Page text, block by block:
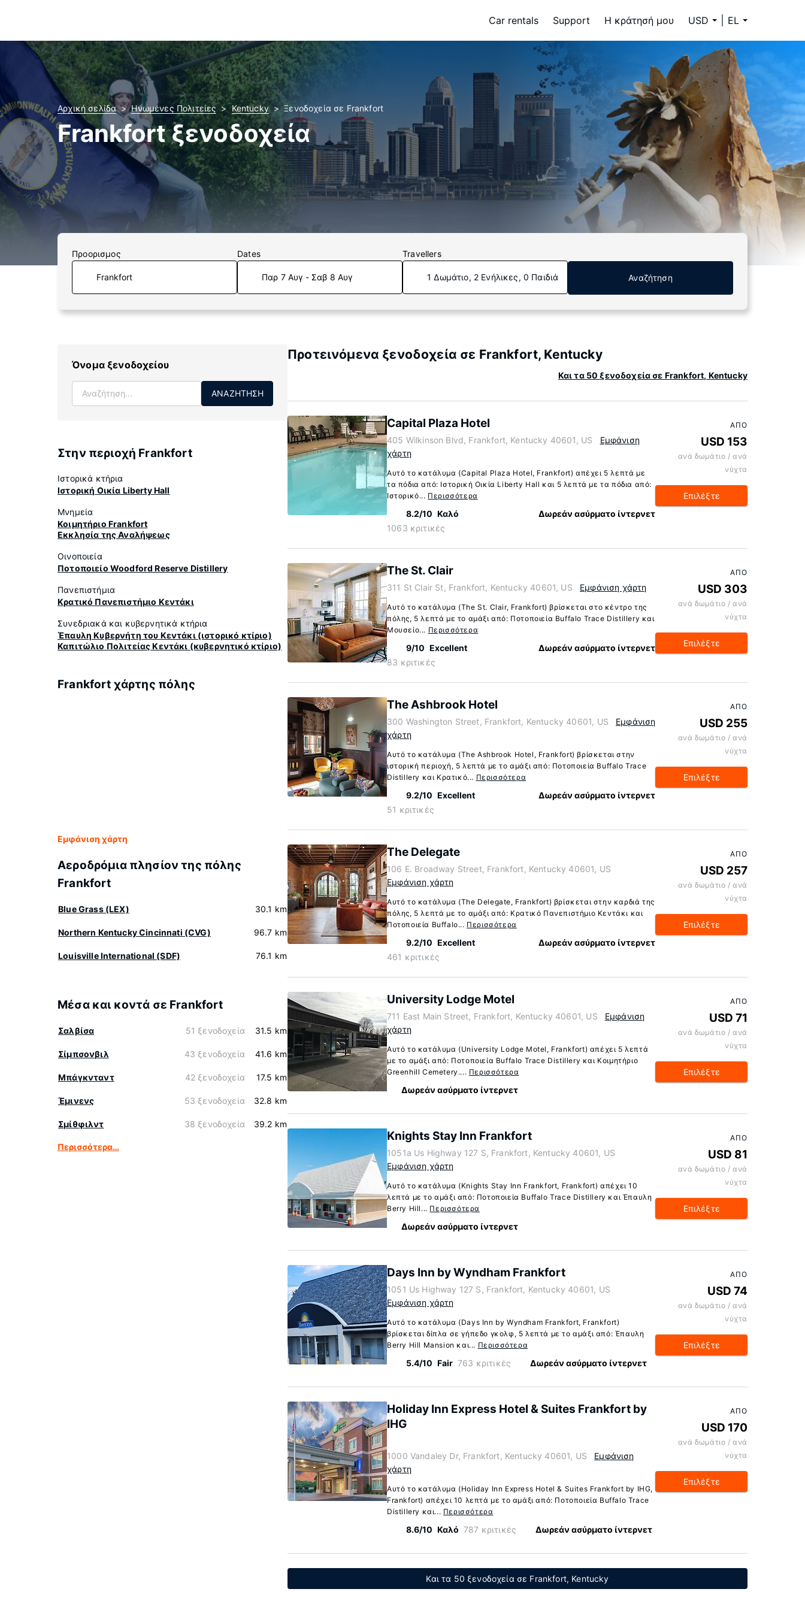
Car rentals Support Η κράτησή μου USD EL
Αρχική σελίδα Ηνωμένες Πολιτείες Kentucky Ξενοδοχεία σε Frankfort
Frankfort ξενοδοχεία
Προορισμος Dates
Παρ 7 Αυγ - Σαβ 8 Αυγ
Travellers
1 Δωμάτιο, 2 Ενήλικες, 0 Παιδιά Αναζήτηση
Όνομα ξενοδοχείου
ΑΝΑΖΉΤΗΣΗ
Στην περιοχή Frankfort
Ιστορικά κτήρια
Ιστορική Οικία Liberty Hall
Μνημεία
Κοιμητήριο Frankfort
Εκκλησία της Αναλήψεως
Οινοποιεία
Ποτοποιείο Woodford Reserve Distillery
Πανεπιστήμια
Κρατικό Πανεπιστήμιο Κεντάκι
Συνεδριακά και κυβερνητικά κτήρια
Έπαυλη Κυβερνήτη του Κεντάκι (ιστορικό κτίριο)
Καπιτώλιο Πολιτείας Κεντάκι (κυβερνητικό κτίριο)
Frankfort χάρτης πόλης
Εμφάνιση χάρτη
Αεροδρόμια πλησίον της πόλης
Frankfort
Blue Grass (LEX) 30.1 km
Northern Kentucky Cincinnati (CVG) 96.7 km
Louisville International (SDF) 76.1 km
Μέσα και κοντά σε Frankfort
Σαλβίσα 51 ξενοδοχεία 31.5 km
Σίμπσονβιλ 43 ξενοδοχεία 41.6 km
Μπάγκνταντ 42 ξενοδοχεία 17.5 km
Έμινενς 53 ξενοδοχεία 32.8 km
Σμίθφιλντ 38 ξενοδοχεία 39.2 km
Περισσότερα…
Προτεινόμενα ξενοδοχεία σε Frankfort, Kentucky
Και τα 50 ξενοδοχεία σε Frankfort, Kentucky
Capital Plaza Hotel
405 Wilkinson Blvd, Frankfort, Kentucky 40601, US
Εμφάνιση
χάρτη
Αυτό το κατάλυμα (Capital Plaza Hotel, Frankfort) απέχει 5 λεπτά με
τα πόδια από: Ιστορική Οικία Liberty Hall και 5 λεπτά με τα πόδια από:
Ιστορικό... Περισσότερα
8.2/10 Καλό
1063 κριτικές
Δωρεάν ασύρματο ίντερνετ
ΑΠΌ
USD 153
ανά δωμάτιο / ανά
νύχτα
Επιλέξτε
The St. Clair
311 St Clair St, Frankfort, Kentucky 40601, US Εμφάνιση χάρτη
Αυτό το κατάλυμα (The St. Clair, Frankfort) βρίσκεται στο κέντρο της
πόλης, 5 λεπτά με το αμάξι από: Ποτοποιεία Buffalo Trace Distillery και
Μουσείο... Περισσότερα
9/10 Excellent
83 κριτικές
Δωρεάν ασύρματο ίντερνετ
ΑΠΌ
USD 303
ανά δωμάτιο / ανά
νύχτα
Επιλέξτε
The Ashbrook Hotel
300 Washington Street, Frankfort, Kentucky 40601, US
Εμφάνιση
χάρτη
Αυτό το κατάλυμα (The Ashbrook Hotel, Frankfort) βρίσκεται στην
ιστορική περιοχή, 5 λεπτά με το αμάξι από: Ποτοποιεία Buffalo Trace
Distillery και Κρατικό... Περισσότερα
9.2/10 Excellent
51 κριτικές
Δωρεάν ασύρματο ίντερνετ
ΑΠΌ
USD 255
ανά δωμάτιο / ανά
νύχτα
Επιλέξτε
The Delegate
106 E. Broadway Street, Frankfort, Kentucky 40601, US
Εμφάνιση χάρτη
Αυτό το κατάλυμα (The Delegate, Frankfort) βρίσκεται στην καρδιά της
πόλης, 5 λεπτά με το αμάξι από: Κρατικό Πανεπιστήμιο Κεντάκι και
Ποτοποιεία Buffalo... Περισσότερα
9.2/10 Excellent
461 κριτικές
Δωρεάν ασύρματο ίντερνετ
ΑΠΌ
USD 257
ανά δωμάτιο / ανά
νύχτα
Επιλέξτε
University Lodge Motel
711 East Main Street, Frankfort, Kentucky 40601, US
Εμφάνιση
χάρτη
Αυτό το κατάλυμα (University Lodge Motel, Frankfort) απέχει 5 λεπτά
με το αμάξι από: Ποτοποιεία Buffalo Trace Distillery και Κοιμητήριο
Greenhill Cemetery.... Περισσότερα
Δωρεάν ασύρματο ίντερνετ
ΑΠΌ
USD 71
ανά δωμάτιο / ανά
νύχτα
Επιλέξτε
Knights Stay Inn Frankfort
1051a Us Highway 127 S, Frankfort, Kentucky 40601, US
Εμφάνιση χάρτη
Αυτό το κατάλυμα (Knights Stay Inn Frankfort, Frankfort) απέχει 10
λεπτά με το αμάξι από: Ποτοποιεία Buffalo Trace Distillery και Έπαυλη
Berry Hill... Περισσότερα
Δωρεάν ασύρματο ίντερνετ
ΑΠΌ
USD 81
ανά δωμάτιο / ανά
νύχτα
Επιλέξτε
Days Inn by Wyndham Frankfort
1051 Us Highway 127 S, Frankfort, Kentucky 40601, US
Εμφάνιση χάρτη
Αυτό το κατάλυμα (Days Inn by Wyndham Frankfort, Frankfort)
βρίσκεται δίπλα σε γήπεδο γκολφ, 5 λεπτά με το αμάξι από: Έπαυλη
Berry Hill Mansion και... Περισσότερα
5.4/10 Fair 763 κριτικές Δωρεάν ασύρματο ίντερνετ
ΑΠΌ
USD 74
ανά δωμάτιο / ανά
νύχτα
Επιλέξτε
Holiday Inn Express Hotel & Suites Frankfort by
IHG
1000 Vandaley Dr, Frankfort, Kentucky 40601, US
Εμφάνιση
χάρτη
Αυτό το κατάλυμα (Holiday Inn Express Hotel & Suites Frankfort by IHG,
Frankfort) απέχει 10 λεπτά με το αμάξι από: Ποτοποιεία Buffalo Trace
Distillery και... Περισσότερα
8.6/10 Καλό 787 κριτικές Δωρεάν ασύρματο ίντερνετ
ΑΠΌ
USD 170
ανά δωμάτιο / ανά
νύχτα
Επιλέξτε
Και τα 50 ξενοδοχεία σε Frankfort, Kentucky